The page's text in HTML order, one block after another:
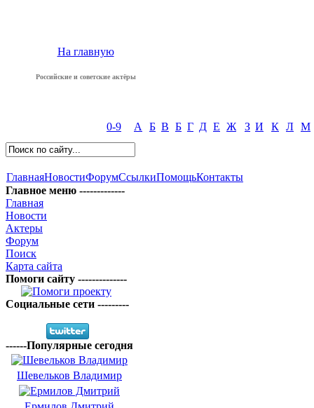
На главную
Российские и советские актёры
0-9 А Б В Б Г Д Е Ж З И К Л М
ГлавнаяНовостиФорумСсылкиПомощьКонтакты
Главное меню -------------
Главная
Новости
Актеры
Форум
Поиск
Карта сайта
Помоги сайту --------------
Социальные сети ---------
------Популярные сегодня
Шевельков Владимир